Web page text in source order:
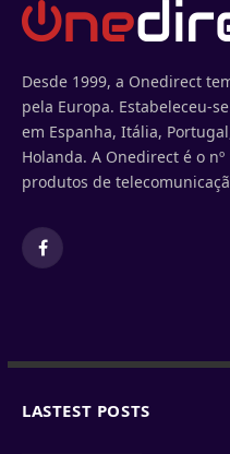
Desde 1999, a Onedirect
pela Europa. Estabeleceu-
em Espanha, Itália,
Holanda. A Onedirect é o
produtos de
Facebook
LASTEST POSTS